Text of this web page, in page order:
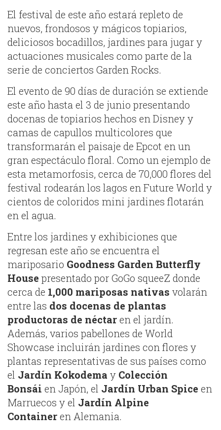
El festival de este año estará repleto de
nuevos, frondosos y mágicos topiarios,
deliciosos bocadillos, jardines para jugar y
actuaciones musicales como parte de la
serie de conciertos Garden Rocks.
El evento de 90 días de duración se extiende
este año hasta el 3 de junio presentando
docenas de topiarios hechos en Disney y
camas de capullos multicolores que
transformarán el paisaje de Epcot en un
gran espectáculo floral. Como un ejemplo de
esta metamorfosis, cerca de 70,000 flores del
festival rodearán los lagos en Future World y
cientos de coloridos mini jardines flotarán
en el agua.
Entre los jardines y exhibiciones que
regresan este año se encuentra el
mariposario Goodness Garden Butterfly
House presentado por GoGo squeeZ donde
cerca de 1,000 mariposas nativas volarán
entre las dos docenas de plantas
productoras de néctaren el jardín.
Además, varios pabellones de World
Showcase incluirán jardines con flores y
plantas representativas de sus países como
el Jardín Kokodema y Colección
Bonsái en Japón, el Jardín Urban Spice en
Marruecos y el Jardín Alpine
Containeren Alemania.